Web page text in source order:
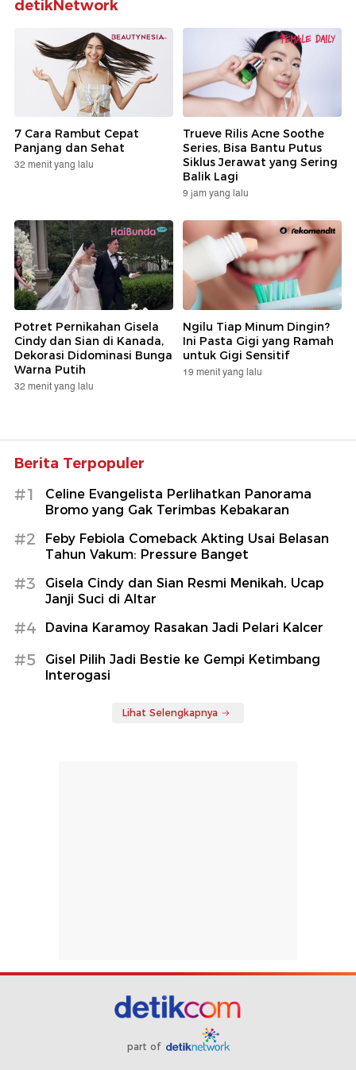
Baca juga:
5 Hal di
Balik Layar
Film
Christopher
Nolan
Termasuk
Tenet
detikNetwork
7 Cara Rambut Cepat
Panjang dan Sehat
32 menit yang lalu
Trueve Rilis Acne Soothe
Series, Bisa Bantu Putus
Siklus Jerawat yang Sering
Balik Lagi
9 jam yang lalu
Potret Pernikahan Gisela
Cindy dan Sian di Kanada,
Dekorasi Didominasi Bunga
Warna Putih
32 menit yang lalu
Ngilu Tiap Minum Dingin?
Ini Pasta Gigi yang Ramah
untuk Gigi Sensitif
19 menit yang lalu
Berita Terpopuler
#1
Celine Evangelista Perlihatkan Panorama
Bromo yang Gak Terimbas Kebakaran
#2
Feby Febiola Comeback Akting Usai Belasan
Tahun Vakum: Pressure Banget
#3
Gisela Cindy dan Sian Resmi Menikah, Ucap
Janji Suci di Altar
#4 Davina Karamoy Rasakan Jadi Pelari Kalcer
#5
Gisel Pilih Jadi Bestie ke Gempi Ketimbang
Interogasi
Lihat Selengkapnya
part of